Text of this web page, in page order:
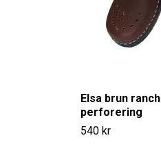
Elsa brun
perforering
540 kr